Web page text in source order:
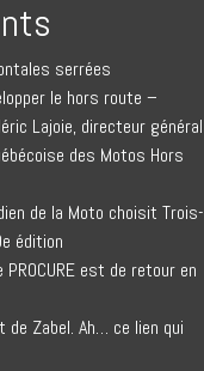
serrées
le hors route –
Lajoie, directeur général
des Motos Hors
de la Moto choisit Trois-
édition
PROCURE est de retour en
de Zabel. Ah… ce lien qui